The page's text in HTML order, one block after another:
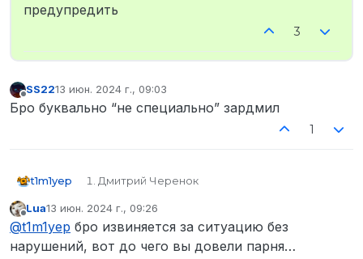
предупредить
3
Не в сети
SS2213 июн. 2024 г., 09:03
отредактировано
Бро буквально “не специально” зардмил
1
t1m1yep
Дмитрий Черенок
t1m1yep дискорд
консоль автобан
![
Не в сети
Lua13 июн. 2024 г., 09:26
отредактировано
@t1m1yep бро извиняется за ситуацию без
нарушений, вот до чего вы довели парня…